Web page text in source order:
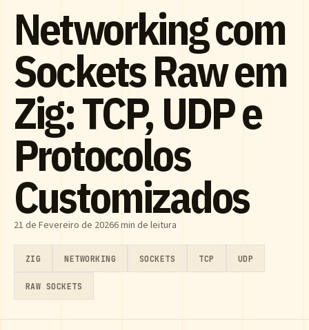
Networking com
Sockets Raw em
Zig: TCP, UDP e
Protocolos
Customizados
21 de Fevereiro de 20266 min de leitura
ZIG NETWORKING SOCKETS TCP UDP
RAW SOCKETS